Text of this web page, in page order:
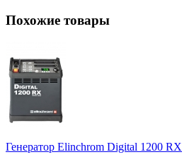
Похожие товары
Генератор Elinchrom Digital 1200 RX